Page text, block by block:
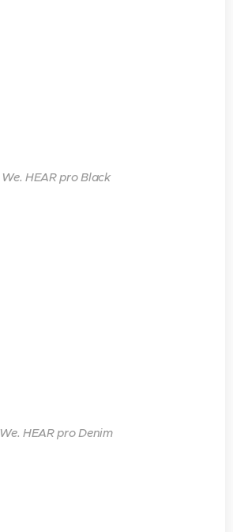
We. HEAR pro Black
We. HEAR pro Denim